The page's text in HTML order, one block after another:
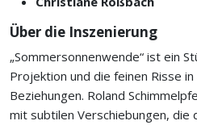
Über die Inszenierung
„Sommersonnenwende“ ist ein
Projektion und die feinen Risse
Beziehungen. Roland
mit subtilen Verschiebungen, die